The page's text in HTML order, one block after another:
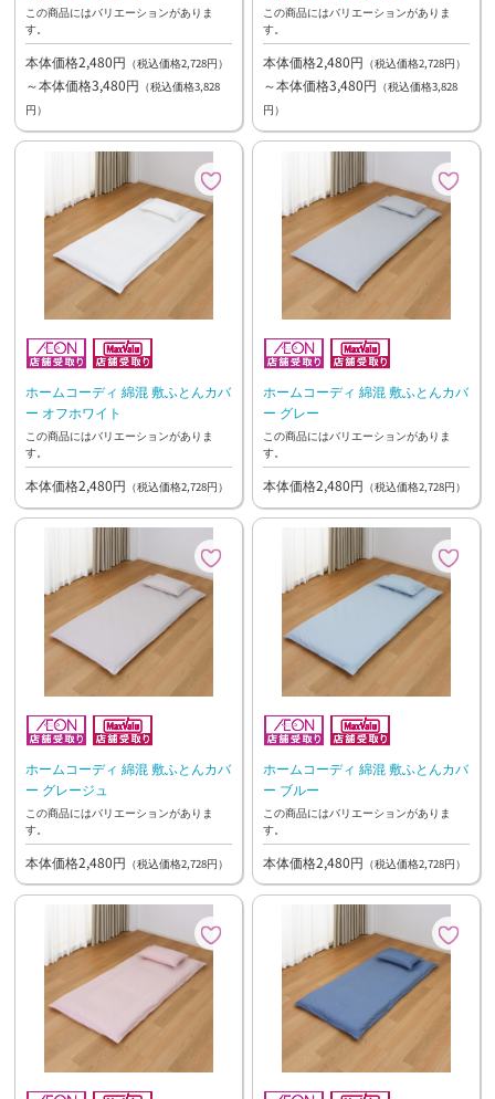
この商品にはバリエーションがありま
す。
本体価格2,480円 （税込価格2,728円）
～本体価格3,480円 （税込価格3,828
円）
この商品にはバリエーションがありま
す。
本体価格2,480円 （税込価格2,728円）
～本体価格3,480円 （税込価格3,828
円）
ホームコーディ 綿混 敷ふとんカバ
ー オフホワイト
この商品にはバリエーションがありま
す。
本体価格2,480円 （税込価格2,728円）
ホームコーディ 綿混 敷ふとんカバ
ー グレー
この商品にはバリエーションがありま
す。
本体価格2,480円 （税込価格2,728円）
ホームコーディ 綿混 敷ふとんカバ
ー グレージュ
この商品にはバリエーションがありま
す。
本体価格2,480円 （税込価格2,728円）
ホームコーディ 綿混 敷ふとんカバ
ー ブルー
この商品にはバリエーションがありま
す。
本体価格2,480円 （税込価格2,728円）